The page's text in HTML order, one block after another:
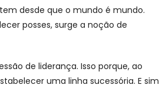
desde que o mundo é mundo.
posses, surge a noção de
de liderança. Isso porque, ao
uma linha sucessória. E sim